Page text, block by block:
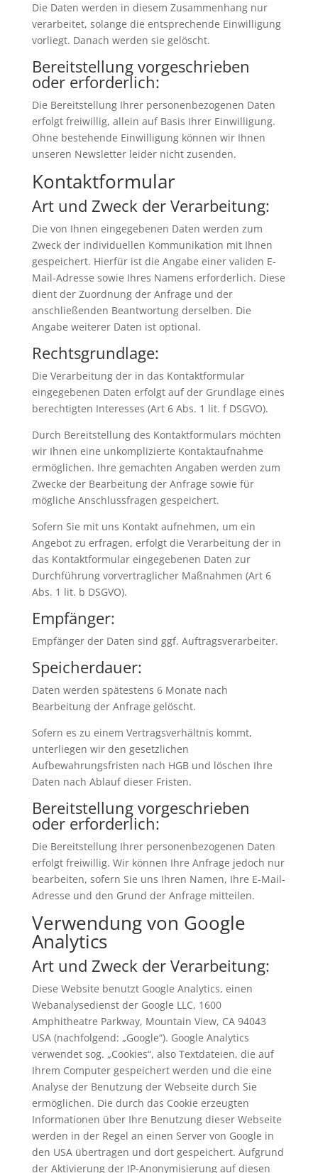
Die Daten werden in diesem Zusammenhang nur
verarbeitet, solange die entsprechende Einwilligung
vorliegt. Danach werden sie gelöscht.
Bereitstellung vorgeschrieben
oder erforderlich:
Die Bereitstellung Ihrer personenbezogenen Daten
erfolgt freiwillig, allein auf Basis Ihrer Einwilligung.
Ohne bestehende Einwilligung können wir Ihnen
unseren Newsletter leider nicht zusenden.
Kontaktformular
Art und Zweck der Verarbeitung:
Die von Ihnen eingegebenen Daten werden zum
Zweck der individuellen Kommunikation mit Ihnen
gespeichert. Hierfür ist die Angabe einer validen E-
Mail-Adresse sowie Ihres Namens erforderlich. Diese
dient der Zuordnung der Anfrage und der
anschließenden Beantwortung derselben. Die
Angabe weiterer Daten ist optional.
Rechtsgrundlage:
Die Verarbeitung der in das Kontaktformular
eingegebenen Daten erfolgt auf der Grundlage eines
berechtigten Interesses (Art 6 Abs. 1 lit. f DSGVO).
Durch Bereitstellung des Kontaktformulars möchten
wir Ihnen eine unkomplizierte Kontaktaufnahme
ermöglichen. Ihre gemachten Angaben werden zum
Zwecke der Bearbeitung der Anfrage sowie für
mögliche Anschlussfragen gespeichert.
Sofern Sie mit uns Kontakt aufnehmen, um ein
Angebot zu erfragen, erfolgt die Verarbeitung der in
das Kontaktformular eingegebenen Daten zur
Durchführung vorvertraglicher Maßnahmen (Art 6
Abs. 1 lit. b DSGVO).
Empfänger:
Empfänger der Daten sind ggf. Auftragsverarbeiter.
Speicherdauer:
Daten werden spätestens 6 Monate nach
Bearbeitung der Anfrage gelöscht.
Sofern es zu einem Vertragsverhältnis kommt,
unterliegen wir den gesetzlichen
Aufbewahrungsfristen nach HGB und löschen Ihre
Daten nach Ablauf dieser Fristen.
Bereitstellung vorgeschrieben
oder erforderlich:
Die Bereitstellung Ihrer personenbezogenen Daten
erfolgt freiwillig. Wir können Ihre Anfrage jedoch nur
bearbeiten, sofern Sie uns Ihren Namen, Ihre E-Mail-
Adresse und den Grund der Anfrage mitteilen.
Verwendung von Google
Analytics
Art und Zweck der Verarbeitung:
Diese Website benutzt Google Analytics, einen
Webanalysedienst der Google LLC, 1600
Amphitheatre Parkway, Mountain View, CA 94043
USA (nachfolgend: „Google“). Google Analytics
verwendet sog. „Cookies“, also Textdateien, die auf
Ihrem Computer gespeichert werden und die eine
Analyse der Benutzung der Webseite durch Sie
ermöglichen. Die durch das Cookie erzeugten
Informationen über Ihre Benutzung dieser Webseite
werden in der Regel an einen Server von Google in
den USA übertragen und dort gespeichert. Aufgrund
der Aktivierung der IP-Anonymisierung auf diesen